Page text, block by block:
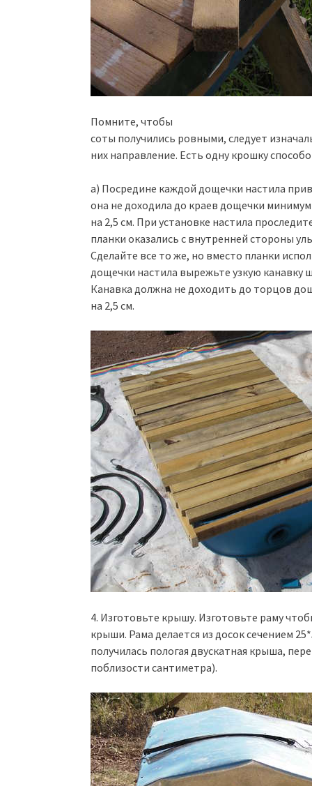
Помните, чтобы
соты получились ровными, следует
них направление. Есть одну крошку
а) Посредине каждой дощечки настила
она не доходила до краев дощечки минимум
на 2,5 см. При установке настила
планки оказались с внутренней стороны
Сделайте все то же, но вместо планки
дощечки настила вырежьте узкую канавку
Канавка должна не доходить до торцов
на 2,5 см.
4. Изготовьте крышу. Изготовьте раму
крыши. Рама делается из досок сечением
получилась пологая двускатная крыша,
поблизости сантиметра).